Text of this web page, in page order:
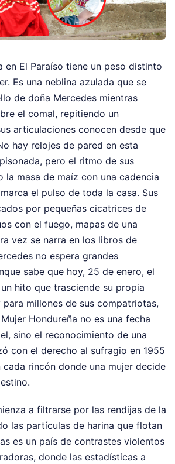
en El Paraíso tiene un peso distinto
Es una neblina azulada que se
de doña Mercedes mientras
el comal, repitiendo un
articulaciones conocen desde que
hay relojes de pared en esta
pero el ritmo de sus
la masa de maíz con una cadencia
el pulso de toda la casa. Sus
por pequeñas cicatrices de
con el fuego, mapas de una
vez se narra en los libros de
no espera grandes
sabe que hoy, 25 de enero, el
hito que trasciende su propia
para millones de sus compatriotas,
Hondureña no es una fecha
sino el reconocimiento de una
con el derecho al sufragio en 1955
rincón donde una mujer decide
a filtrarse por las rendijas de la
las partículas de harina que flotan
es un país de contrastes violentos
donde las estadísticas a